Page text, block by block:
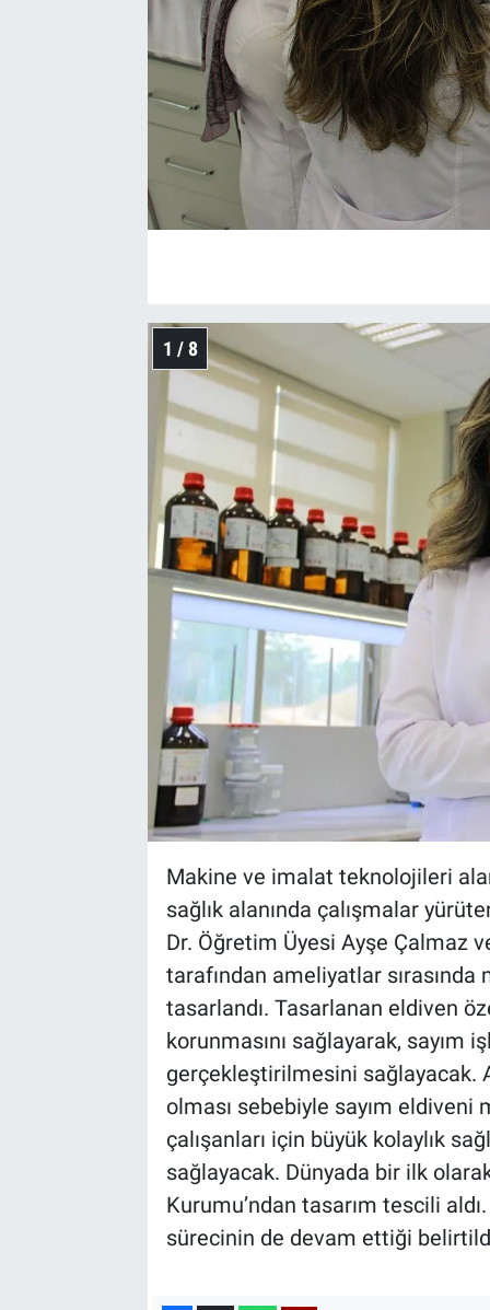
1 / 8
Makine ve imalat teknolojileri
sağlık alanında çalışmalar
Dr. Öğretim Üyesi Ayşe Çalmaz
tarafından ameliyatlar sırasında
tasarlandı. Tasarlanan eldiven
korunmasını sağlayarak,
gerçekleştirilmesini sağlayacak.
olması sebebiyle sayım eldiveni
çalışanları için büyük kolaylık
sağlayacak. Dünyada bir ilk
Kurumu’ndan tasarım tescili
sürecinin de devam ettiği